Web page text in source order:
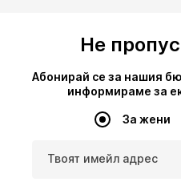
Не
Абонирай се за нашия
информираме за
За жени
Твоят имейл адрес